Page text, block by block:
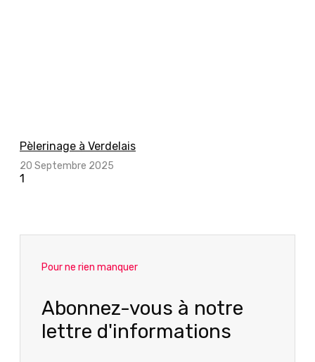
Pèlerinage à Verdelais
20 Septembre 2025
Pour ne rien manquer
Abonnez-vous à notre
lettre d'informations